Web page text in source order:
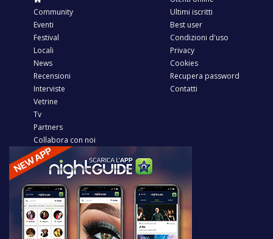
Community
Eventi
Festival
Locali
News
Recensioni
Interviste
Vetrine
Tv
Partners
Collabora con noi
Ultimi iscritti
Best user
Condizioni d'uso
Privacy
Cookies
Recupera password
Contatti